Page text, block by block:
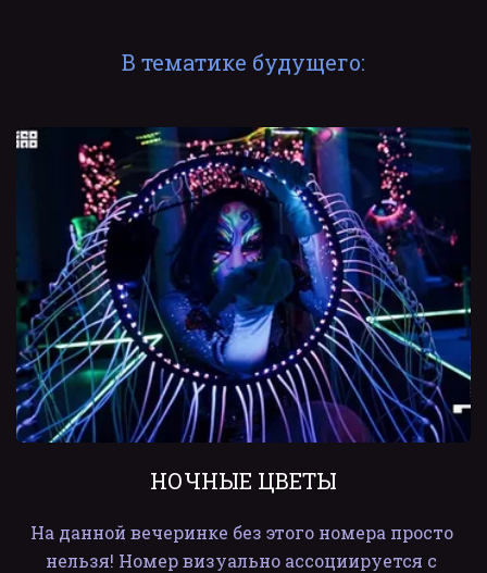
В тематике будущего:
НОЧНЫЕ ЦВЕТЫ
На данной вечеринке без этого номера просто
нельзя! Номер визуально ассоциируется с